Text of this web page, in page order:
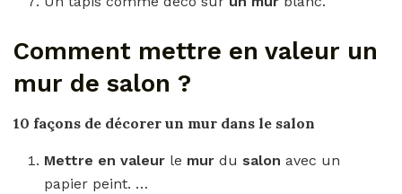
Comment mettre en valeur un
mur de salon ?
10 façons de décorer un mur dans le salon
Mettre en valeur le murdu salonavec un
papier peint. …